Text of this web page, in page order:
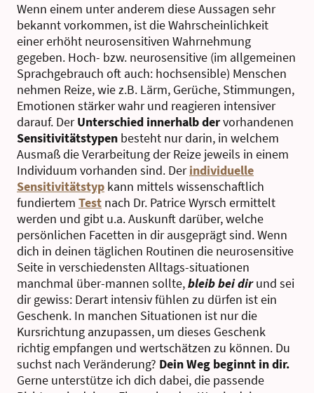
Wenn einem unter anderem diese Aussagen sehr
bekannt vorkommen, ist die Wahrscheinlichkeit
einer erhöht neurosensitiven Wahrnehmung
gegeben. Hoch- bzw. neurosensitive (im allgemeinen
Sprachgebrauch oft auch: hochsensible) Menschen
nehmen Reize, wie z.B. Lärm, Gerüche, Stimmungen,
Emotionen stärker wahr und reagieren intensiver
darauf. DerUnterschied innerhalb dervorhandenen
Sensitivitätstypen besteht nur darin, in welchem
Ausmaß die Verarbeitung der Reize jeweils in einem
Individuum vorhanden sind. Derindividuelle
Sensitivitätstyp kann mittels wissenschaftlich
fundiertem Test nach Dr. Patrice Wyrsch ermittelt
werden und gibt u.a. Auskunft darüber, welche
persönlichen Facetten in dir ausgeprägt sind. Wenn
dich in deinen täglichen Routinen die neurosensitive
Seite in verschiedensten Alltags-situationen
manchmal über-mannen sollte,bleib bei dirund sei
dir gewiss: Derart intensiv fühlen zu dürfen ist ein
Geschenk. In manchen Situationen ist nur die
Kursrichtung anzupassen, um dieses Geschenk
richtig empfangen und wertschätzen zu können. Du
suchst nach Veränderung? Dein Weg beginnt in dir.
Gerne unterstütze ich dich dabei, die passende